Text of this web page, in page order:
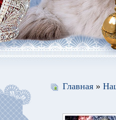
Главная »